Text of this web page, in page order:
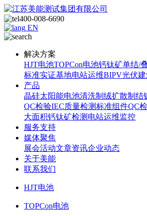
400-008-6690
EN
解决方案
HJT电池TOPCon电池钙钛矿单结/
标准实证基地电站运维BIPV光伏
产品
晶硅太阳能电池清洗制绒扩散制结
QC检验IEC质量检测标准组件QC
大面积钙钛矿检测 电站运维监控
服务支持
媒体聚焦
展会活动文章资讯企业动态
关于美能
联系我们
HJT电池
TOPCon电池